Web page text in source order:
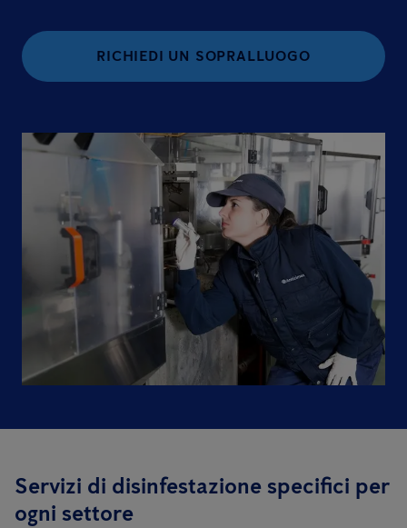
RICHIEDI UN SOPRALLUOGO
Servizi di disinfestazione specifici per
ogni settore